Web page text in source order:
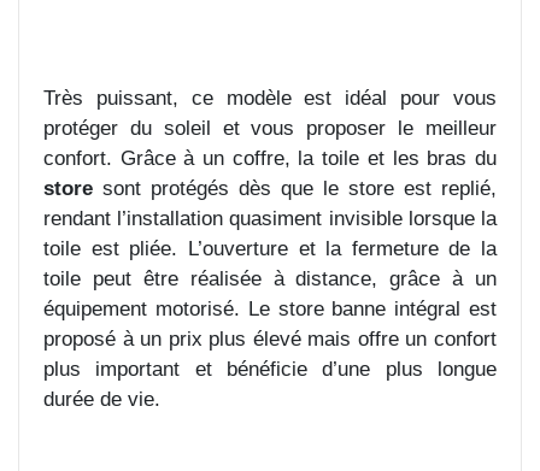
Très puissant, ce modèle est idéal pour vous
protéger du soleil et vous proposer le meilleur
confort. Grâce à un coffre, la toile et les bras du
store sont protégés dès que le store est replié,
rendant l’installation quasiment invisible lorsque la
toile est pliée. L’ouverture et la fermeture de la
toile peut être réalisée à distance, grâce à un
équipement motorisé. Le store banne intégral est
proposé à un prix plus élevé mais offre un confort
plus important et bénéficie d’une plus longue
durée de vie.